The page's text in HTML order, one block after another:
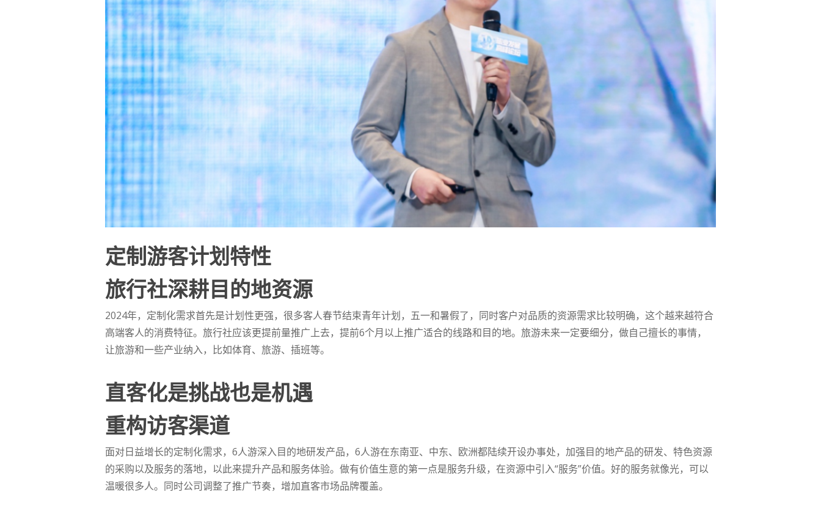
定制游客计划特性
旅行社深耕目的地资源
2024年，定制化需求首先是计划性更强，很多客人春节结束青年计划，五一和暑假了，同时客户对品质的资源需求比较明确，这个越来越符合
高端客人的消费特征。旅行社应该更提前量推广上去，提前6个月以上推广适合的线路和目的地。旅游未来一定要细分，做自己擅长的事情，
让旅游和一些产业纳入，比如体育、旅游、插班等。
直客化是挑战也是机遇
重构访客渠道
面对日益增长的定制化需求，6人游深入目的地研发产品，6人游在东南亚、中东、欧洲都陆续开设办事处，加强目的地产品的研发、特色资源
的采购以及服务的落地，以此来提升产品和服务体验。做有价值生意的第一点是服务升级，在资源中引入“服务”价值。好的服务就像光，可以
温暖很多人。同时公司调整了推广节奏，增加直客市场品牌覆盖。